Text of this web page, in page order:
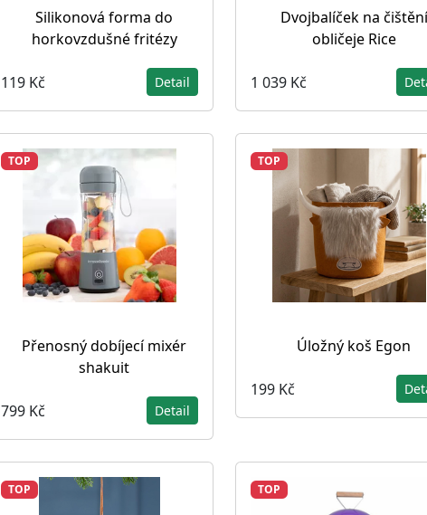
Silikonová forma do
horkovzdušné fritézy
119 Kč Detail
Dvojbalíček na čištění
obličeje Rice
1 039 Kč
TOP
Přenosný dobíjecí mixér
shakuit
799 Kč Detail
TOP
Úložný koš Egon
199 Kč
TOP TOP